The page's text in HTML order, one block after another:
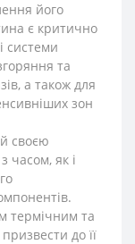
його
є критично
системи
та
а також для
зон
своєю
часом, як і
термічним та
до її